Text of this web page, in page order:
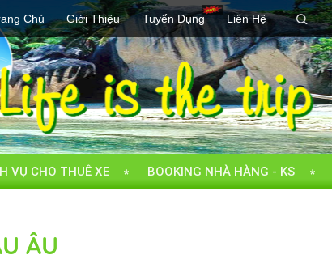
Chủ Giới Thiệu Tuyển Dụng Liên Hệ
VỤ CHO THUÊ XE BOOKING NHÀ HÀNG - KS
ÂU